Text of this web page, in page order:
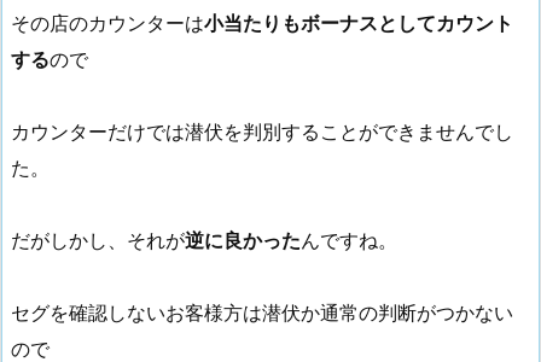
その店のカウンターは小当たりもボーナスとしてカウント
するので
カウンターだけでは潜伏を判別することができませんでし
た。
だがしかし、それが逆に良かったんですね。
セグを確認しないお客様方は潜伏か通常の判断がつかない
ので